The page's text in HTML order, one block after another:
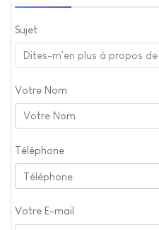
Sujet
Votre Nom
Téléphone
Votre E-mail